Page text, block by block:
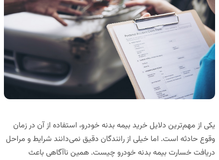
یکی از مهم‌ترین دلایل خرید بیمه بدنه خودرو، استفاده از آن در زمان
وقوع حادثه است. اما خیلی از رانندگان دقیق نمی‌دانند شرایط و مراحل
دریافت خسارت بیمه بدنه خودرو چیست. همین ناآگاهی باعث